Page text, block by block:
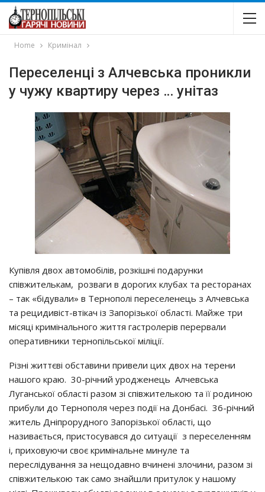
Home Кримінал
Переселенці з Алчевська проникли
у чужу квартиру через … унітаз
Купівля двох автомобілів, розкішні подарунки
співжителькам, розваги в дорогих клубах та ресторанах
– так «бідували» в Тернополі переселенець з Алчевська
та рецидивіст-втікач із Запорізької області. Майже три
місяці кримінального життя гастролерів перервали
оперативники тернопільської міліції.
Різні життєві обставини привели цих двох на терени
нашого краю. 30-річний уродженець Алчевська
Луганської області разом зі співжителькою та її родиною
прибули до Тернополя через події на Донбасі. 36-річний
житель Дніпрорудного Запорізької області, що
називається, пристосувався до ситуації з переселенням
і, приховуючи своє кримінальне минуле та
переслідування за нещодавно вчинені злочини, разом зі
співжителькою так само знайшли притулок у нашому